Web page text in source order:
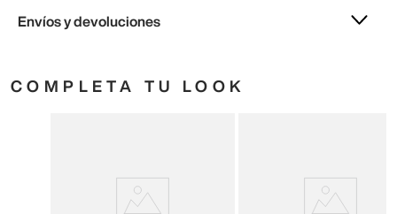
Envíos y devoluciones
COMPLETA TU LOOK